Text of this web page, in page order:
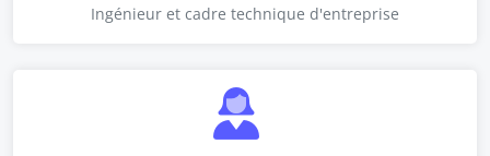
Ingénieur et cadre technique d'entreprise